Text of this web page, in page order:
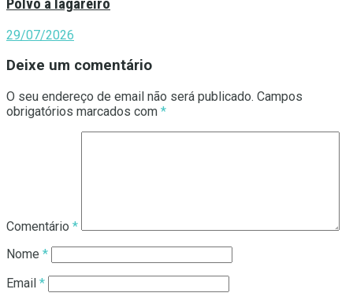
Polvo à lagareiro
29/07/2026
Deixe um comentário
O seu endereço de email não será publicado. Campos
obrigatórios marcados com *
Comentário *
Nome *
Email *